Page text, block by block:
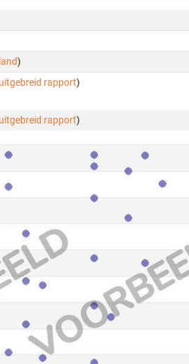
)
rapport)
rapport)